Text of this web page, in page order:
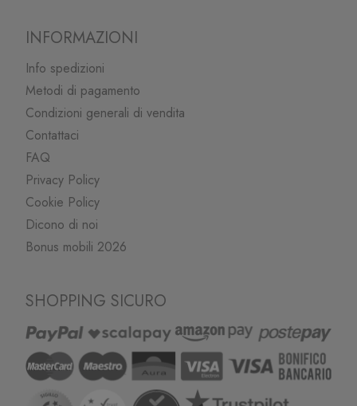
INFORMAZIONI
Info spedizioni
Metodi di pagamento
Condizioni generali di vendita
Contattaci
FAQ
Privacy Policy
Cookie Policy
Dicono di noi
Bonus mobili 2026
SHOPPING SICURO